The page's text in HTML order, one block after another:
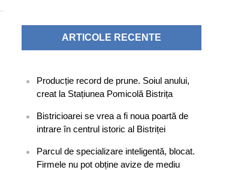
ARTICOLE RECENTE
Producție record de prune. Soiul anului,
creat la Stațiunea Pomicolă Bistrița
Bistricioarei se vrea a fi noua poartă de
intrare în centrul istoric al Bistriței
Parcul de specializare inteligentă, blocat.
Firmele nu pot obține avize de mediu